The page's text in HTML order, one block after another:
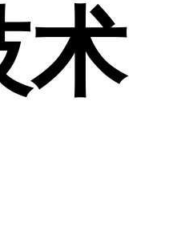
术